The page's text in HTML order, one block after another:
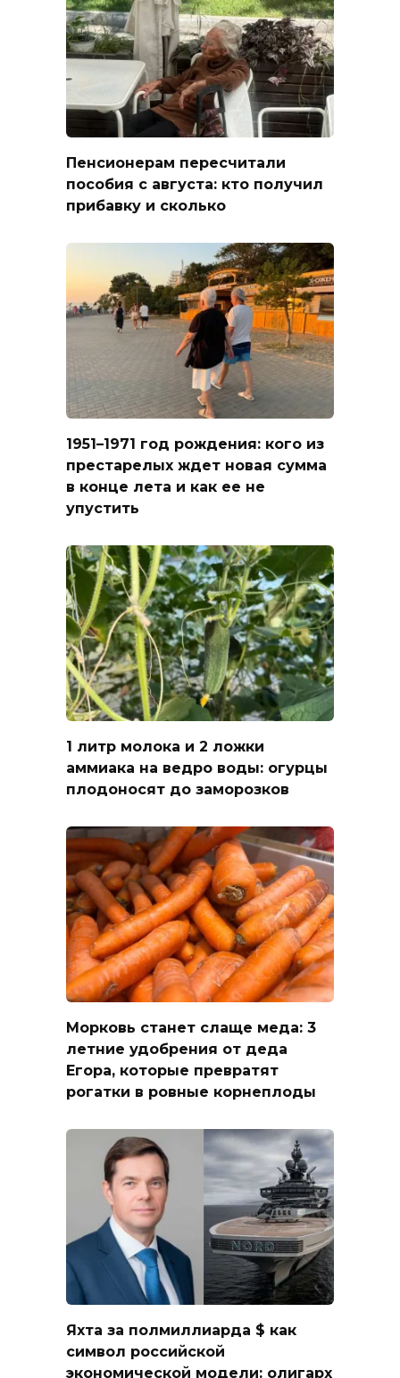
Пенсионерам пересчитали
пособия с августа: кто получил
прибавку и сколько
1951–1971 год рождения: кого из
престарелых ждет новая сумма
в конце лета и как ее не
упустить
1 литр молока и 2 ложки
аммиака на ведро воды: огурцы
плодоносят до заморозков
Морковь станет слаще меда: 3
летние удобрения от деда
Егора, которые превратят
рогатки в ровные корнеплоды
Яхта за полмиллиарда $ как
символ российской
экономической модели: олигарх